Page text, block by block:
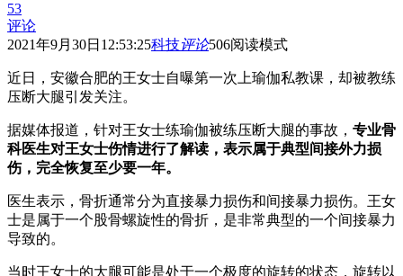
53
评论
2021年9月30日12:53:25科技评论506阅读模式
近日，安徽合肥的王女士自曝第一次上瑜伽私教课，却被教练
压断大腿引发关注。
据媒体报道，针对王女士练瑜伽被练压断大腿的事故， 专业骨
科医生对王女士伤情进行了解读，表示属于典型间接外力损
伤，完全恢复至少要一年。
医生表示，骨折通常分为直接暴力损伤和间接暴力损伤。王女
士是属于一个股骨螺旋性的骨折，是非常典型的一个间接暴力
导致的。
当时王女士的大腿可能是处于一个极度的旋转的状态，旋转以